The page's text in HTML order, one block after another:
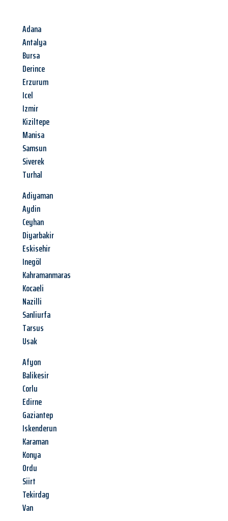
Adana
Antalya
Bursa
Derince
Erzurum
Icel
Izmir
Kiziltepe
Manisa
Samsun
Siverek
Turhal
Adiyaman
Aydin
Ceyhan
Diyarbakir
Eskisehir
Inegöl
Kahramanmaras
Kocaeli
Nazilli
Sanliurfa
Tarsus
Usak
Afyon
Balikesir
Corlu
Edirne
Gaziantep
Iskenderun
Karaman
Konya
Ordu
Siirt
Tekirdag
Van